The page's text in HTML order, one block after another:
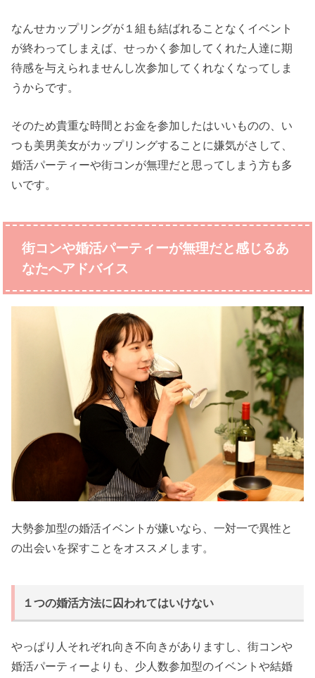
なんせカップリングが１組も結ばれることなくイベント
が終わってしまえば、せっかく参加してくれた人達に期
待感を与えられませんし次参加してくれなくなってしま
うからです。
そのため貴重な時間とお金を参加したはいいものの、い
つも美男美女がカップリングすることに嫌気がさして、
婚活パーティーや街コンが無理だと思ってしまう方も多
いです。
街コンや婚活パーティーが無理だと感じるあ
なたへアドバイス
大勢参加型の婚活イベントが嫌いなら、一対一で異性と
の出会いを探すことをオススメします。
１つの婚活方法に囚われてはいけない
やっぱり人それぞれ向き不向きがありますし、街コンや
婚活パーティーよりも、少人数参加型のイベントや結婚